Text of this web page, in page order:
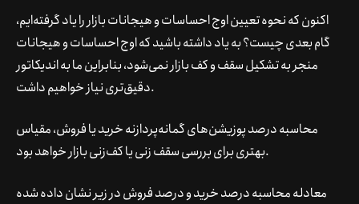
اکنون که نحوه تعیین اوج احساسات و هیجانات بازار را یاد گرفته‌ایم،
گام بعدی چیست؟ به یاد داشته باشید که اوج احساسات و هیجانات
منجر به تشکیل سقف و کف بازار نمی‌شود، بنابراین ما به اندیکاتور
دقیق‌تری نیاز خواهیم داشت.
محاسبه درصد پوزیشن‌های گمانه‌پردازنه خرید یا فروش، مقیاس
بهتری برای بررسی سقف زنی یا کف‌زنی بازار خواهد بود.
معادله محاسبه درصد خرید و درصد فروش در زیر نشان داده شده